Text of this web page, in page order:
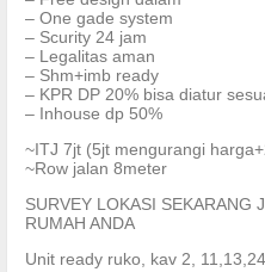
– One gade system
– Scurity 24 jam
– Legalitas aman
– Shm+imb ready
– KPR DP 20% bisa diatur
– Inhouse dp 50%
~ITJ 7jt (5jt mengurangi
~Row jalan 8meter
SURVEY LOKASI SEKARANG
RUMAH ANDA
Unit ready ruko, kav 2, 11,13,24